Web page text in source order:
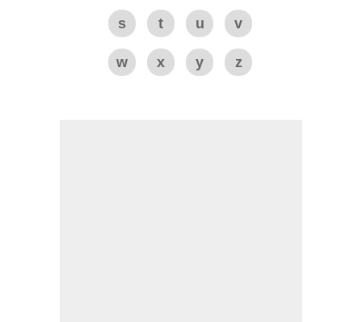
s t u v
w x y z